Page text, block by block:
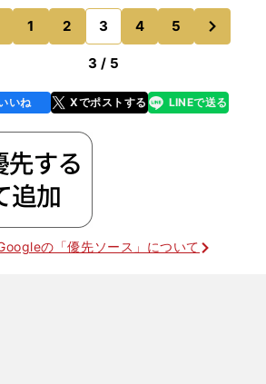
が配信サイト「17LIVE」をやってい
。いわゆ
のページへ
1 2 3 4 5
のページへ
3 / 5
いね Xでポストする
line LINEで送る
の「優先ソース」について